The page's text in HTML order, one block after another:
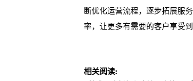
断优化运营流程，逐步拓展服
率，让更多有需要的客户享受
相关阅读: